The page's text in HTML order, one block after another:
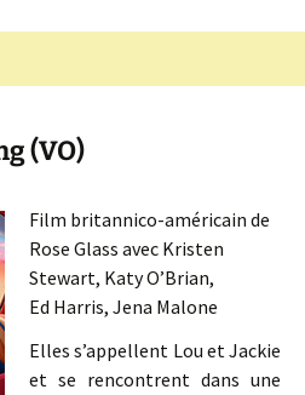
(VO)
Film britannico-américain de
Rose Glass avec Kristen
Stewart, Katy O’Brian,
Ed Harris, Jena Malone
Elles s’appellent Lou et Jackie
et se rencontrent dans une